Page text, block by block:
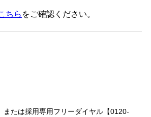
ちら をご確認ください。
または採用専用フリーダイヤル【0120-